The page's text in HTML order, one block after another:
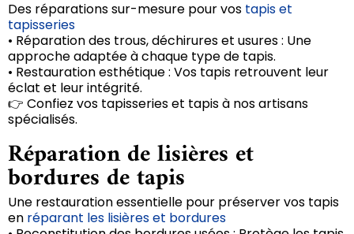
Des réparations sur-mesure pour vos tapis et
tapisseries
• Réparation des trous, déchirures et usures : Une
approche adaptée à chaque type de tapis.
• Restauration esthétique : Vos tapis retrouvent leur
éclat et leur intégrité.
👉 Confiez vos tapisseries et tapis à nos artisans
spécialisés.
Réparation de lisières et
bordures de tapis
Une restauration essentielle pour préserver vos tapis
en réparant les lisières et bordures